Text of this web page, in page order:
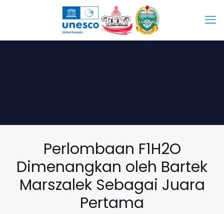
Perlombaan F1H2O
Dimenangkan oleh Bartek
Marszalek Sebagai Juara
Pertama